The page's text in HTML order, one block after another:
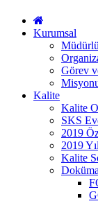
Kurumsal
Görev
Kalite
Kalite
SKS
2019
2019
Kalite